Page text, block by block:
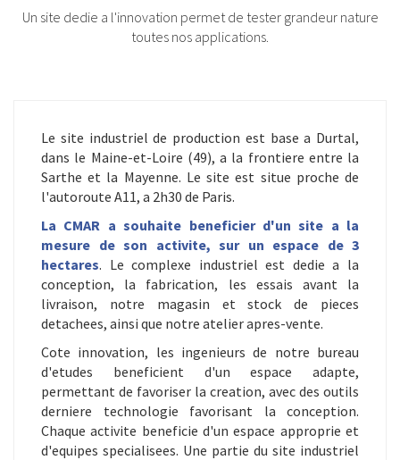
Un site dedie a l'innovation permet de tester grandeur nature
toutes nos applications.
Le site industriel de production est base a Durtal,
dans le Maine-et-Loire (49), a la frontiere entre la
Sarthe et la Mayenne. Le site est situe proche de
l'autoroute A11, a 2h30 de Paris.
La CMAR a souhaite beneficier d'un site a la
mesure de son activite, sur un espace de 3
hectares. Le complexe industriel est dedie a la
conception, la fabrication, les essais avant la
livraison, notre magasin et stock de pieces
detachees, ainsi que notre atelier apres-vente.
Cote innovation, les ingenieurs de notre bureau
d'etudes beneficient d'un espace adapte,
permettant de favoriser la creation, avec des outils
derniere technologie favorisant la conception.
Chaque activite beneficie d'un espace approprie et
d'equipes specialisees. Une partie du site industriel